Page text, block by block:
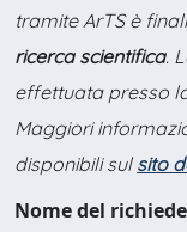
tramite ArTS è
ricerca scientifica.
effettuata presso
Maggiori
disponibili sul sito
Nome del